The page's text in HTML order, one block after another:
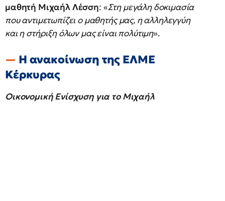
μαθητή Μιχαήλ Λέσση: «Στη μεγάλη δοκιμασία
που αντιμετωπίζει ο μαθητής μας, η αλληλεγγύη
και η στήριξη όλων μας είναι πολύτιμη».
Η ανακοίνωση της ΕΛΜΕ
Οικονομική Ενίσχυση για το Μιχαήλ